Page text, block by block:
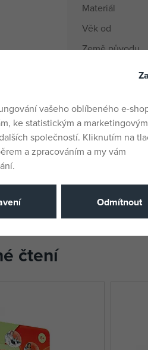
Materiál
Věk od
Země původu
Výrobce /
Katalogové
čtení
vašeho oblíbeného e-
ke statistickým a marketingovým
společností. Kliknutím na
a zpracováním a my vám
Odmítnout